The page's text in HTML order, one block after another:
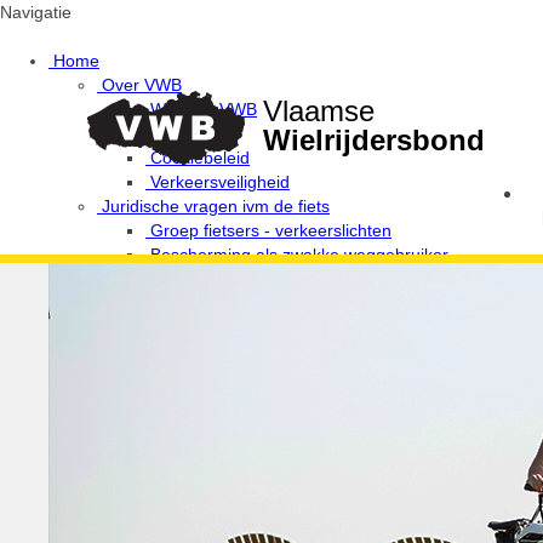
Navigatie
Home
Over VWB
Waarom VWB
Privacy
Cookiebeleid
Verkeersveiligheid
Juridische vragen ivm de fiets
Groep fietsers - verkeerslichten
Bescherming als zwakke weggebruiker
Vlaamse
Wielrijdersbond